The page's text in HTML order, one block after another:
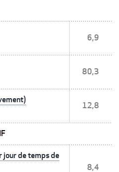
6,9
80,3
12,8
jour de temps de
8,4